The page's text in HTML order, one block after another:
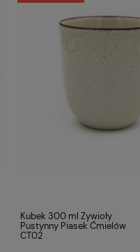
Kubek 300 ml Żywioły
Pustynny Piasek Ćmielów
CT02